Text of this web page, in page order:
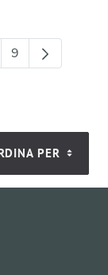
intermedie
Pagina
9
PER